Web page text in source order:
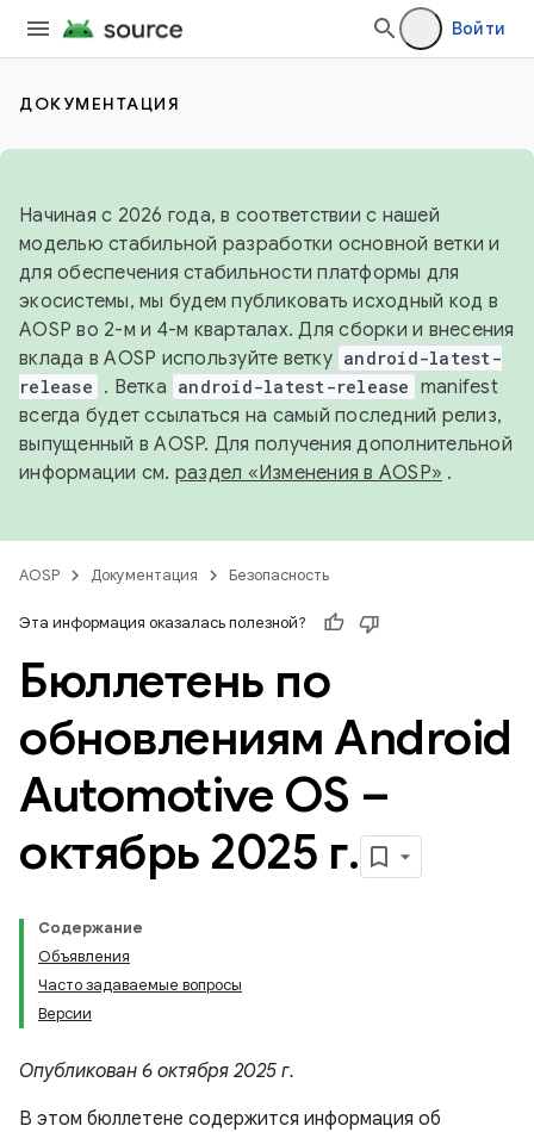
Войти
ДОКУМЕНТАЦИЯ
Начиная с 2026 года, в соответствии с нашей
моделью стабильной разработки основной ветки и
для обеспечения стабильности платформы для
экосистемы, мы будем публиковать исходный код в
AOSP во 2-м и 4-м кварталах. Для сборки и внесения
вклада в AOSP используйте ветку android-latest-
release . Ветка android-latest-release manifest
всегда будет ссылаться на самый последний релиз,
выпущенный в AOSP. Для получения дополнительной
информации см. раздел «Изменения в AOSP» .
AOSP Документация Безопасность
Эта информация оказалась полезной?
Бюллетень по
обновлениям Android
Automotive OS –
октябрь 2025 г.
Содержание
Объявления
Часто задаваемые вопросы
Версии
Опубликован 6 октября 2025 г.
В этом бюллетене содержится информация об